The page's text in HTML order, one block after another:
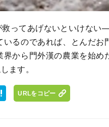
ってあげないといけない
るのであれば、とんだお
から門外漢の農業を始め
ます。
URLをコピー